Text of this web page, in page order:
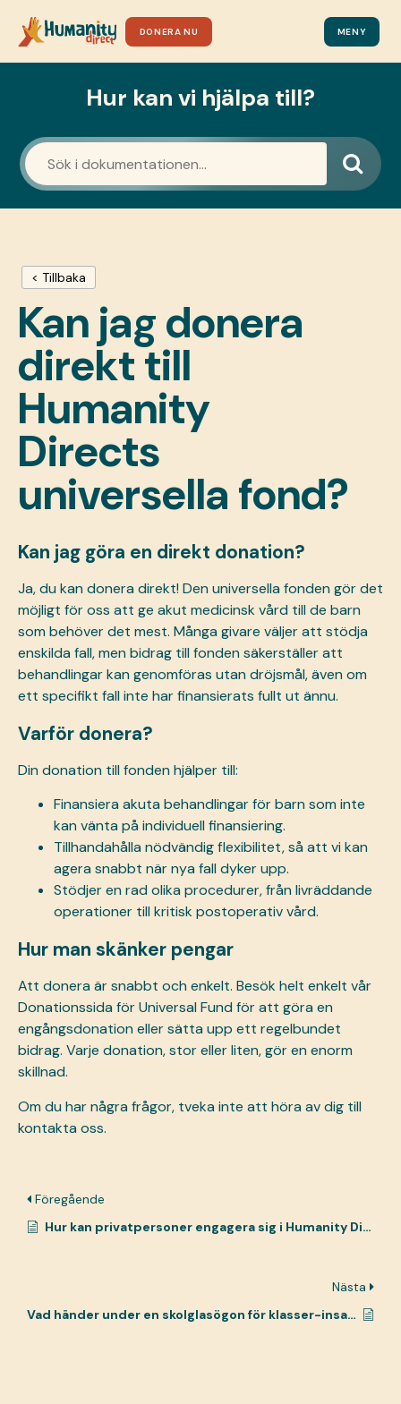
DONERA NU MENY
Hur kan vi hjälpa till?
< Tillbaka
Kan jag donera
direkt till
Humanity
Directs
universella fond?
Kan jag göra en direkt donation?
Ja, du kan donera direkt! Den universella fonden gör det
möjligt för oss att ge akut medicinsk vård till de barn
som behöver det mest. Många givare väljer att stödja
enskilda fall, men bidrag till fonden säkerställer att
behandlingar kan genomföras utan dröjsmål, även om
ett specifikt fall inte har finansierats fullt ut ännu.
Varför donera?
Din donation till fonden hjälper till:
Finansiera akuta behandlingar för barn som inte
kan vänta på individuell finansiering.
Tillhandahålla nödvändig flexibilitet, så att vi kan
agera snabbt när nya fall dyker upp.
Stödjer en rad olika procedurer, från livräddande
operationer till kritisk postoperativ vård.
Hur man skänker pengar
Att donera är snabbt och enkelt. Besök helt enkelt vår
Donationssida för Universal Fundför att göra en
engångsdonation eller sätta upp ett regelbundet
bidrag. Varje donation, stor eller liten, gör en enorm
skillnad.
Om du har några frågor, tveka inte att höra av dig till
kontakta oss.
Föregående
Hur kan privatpersoner engagera sig i Humanity Direct utöver att donera?
Nästa
Vad händer under en skolglasögon för klasser-insamling?